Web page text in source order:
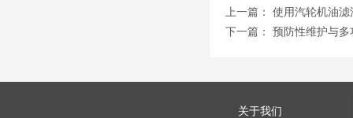
上一篇： 使用汽轮机油
下一篇： 预防性维护与
关于我们